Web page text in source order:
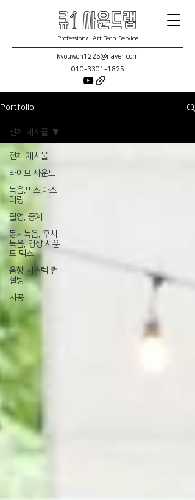
Professional Art Tech Service
kyouwon1225@naver.com
010-3301-1825
Portfolio
전체 게시물
라이브 사운드
녹음,믹스,마스
터링
촬영, 중계
동시녹음, 후시
녹음, 영상 사운
드 믹스
음향 시스템 컨
설팅
시공
전체 게시물